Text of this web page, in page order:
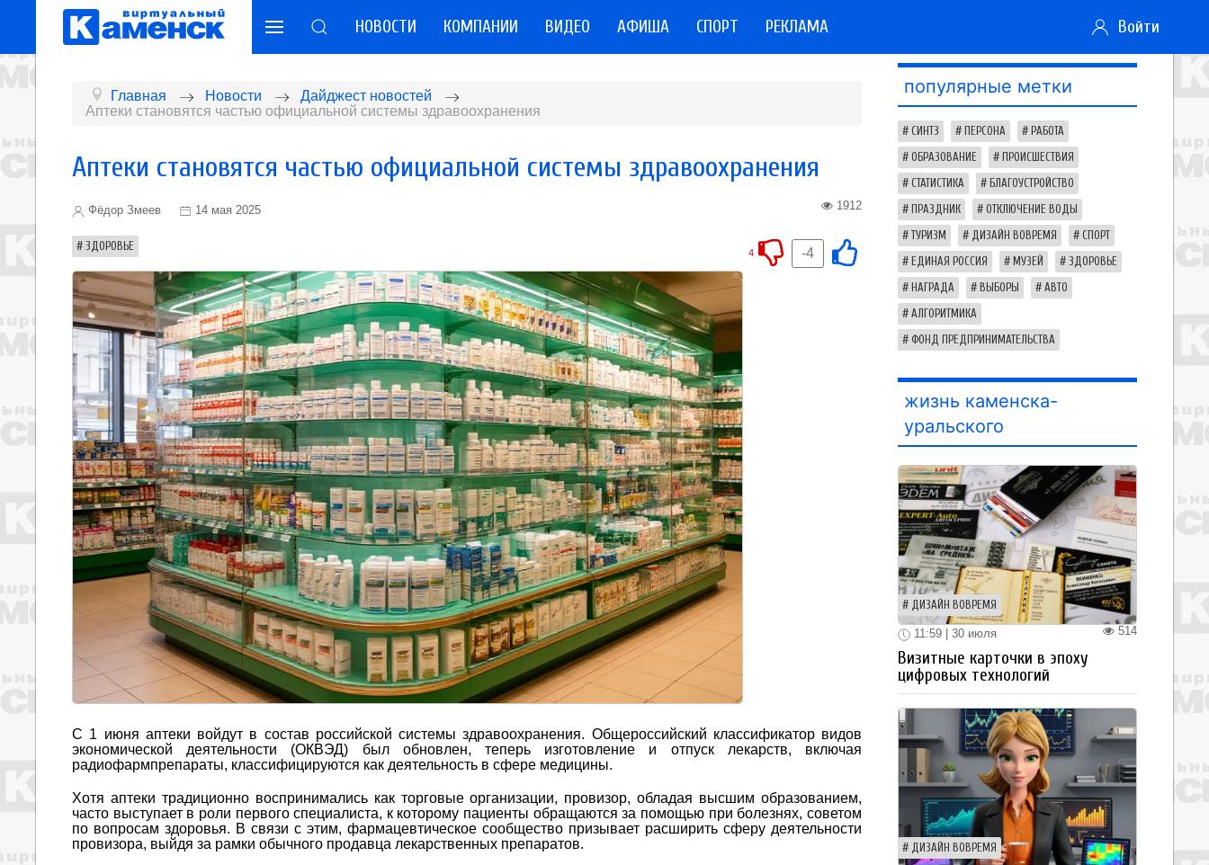
НОВОСТИ КОМПАНИИ ВИДЕО АФИША СПОРТ РЕКЛАМА Войти
Главная Новости
Дайджест новостей
Аптеки становятся частью официальной системы здравоохранения
Аптеки становятся частью официальной системы здравоохранения
Фёдор Змеев 14 мая 2025 1912
ЗДОРОВЬЕ -4
4
С 1 июня аптеки войдут в состав российской системы здравоохранения. Общероссийский классификатор видов
экономической деятельности (ОКВЭД) был обновлен, теперь изготовление и отпуск лекарств, включая
радиофармпрепараты, классифицируются как деятельность в сфере медицины.
Хотя аптеки традиционно воспринимались как торговые организации, провизор, обладая высшим образованием,
часто выступает в роли первого специалиста, к которому пациенты обращаются за помощью при болезнях, советом
по вопросам здоровья. В связи с этим, фармацевтическое сообщество призывает расширить сферу деятельности
провизора, выйдя за рамки обычного продавца лекарственных препаратов.
популярные метки
СИНТЗ ПЕРСОНА РАБОТА
ОБРАЗОВАНИЕ ПРОИСШЕСТВИЯ
СТАТИСТИКА БЛАГОУСТРОЙСТВО
ПРАЗДНИК ОТКЛЮЧЕНИЕ ВОДЫ
ТУРИЗМ ДИЗАЙН ВОВРЕМЯ СПОРТ
ЕДИНАЯ РОССИЯ МУЗЕЙ ЗДОРОВЬЕ
НАГРАДА ВЫБОРЫ АВТО
АЛГОРИТМИКА
ФОНД ПРЕДПРИНИМАТЕЛЬСТВА
жизнь каменска-
уральского
ДИЗАЙН ВОВРЕМЯ
514
11:59 | 30 июля
Визитные карточки в эпоху
цифровых технологий
ДИЗАЙН ВОВРЕМЯ